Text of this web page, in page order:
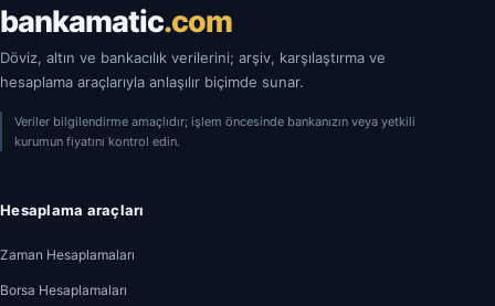
bankamatic.com
Döviz, altın ve bankacılık verilerini; arşiv, karşılaştırma ve
hesaplama araçlarıyla anlaşılır biçimde sunar.
Veriler bilgilendirme amaçlıdır; işlem öncesinde bankanızın veya yetkili
kurumun fiyatını kontrol edin.
Hesaplama araçları
Zaman Hesaplamaları
Borsa Hesaplamaları